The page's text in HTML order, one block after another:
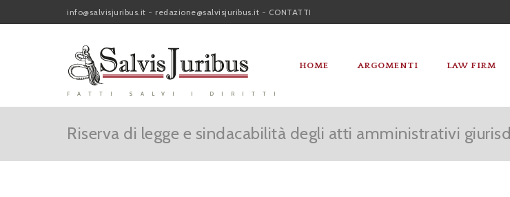
info@salvisjuribus.it - redazione@salvisjuribus.it - CONTATTI
FATTI SALVI I DIRITTI
HOME ARGOMENTI LAW FIRM
Riserva di legge e sindacabilità degli atti amministrativi